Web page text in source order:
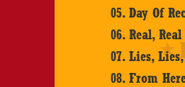
05. Day Of
06. Real,
07. Lies,
08. From